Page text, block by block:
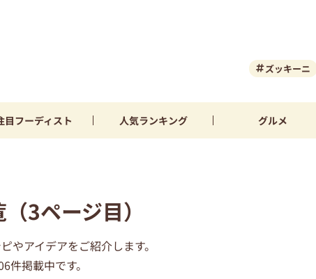
ズッキーニ
目フーディスト 人気ランキング グルメ
3ページ目）
やアイデアをご紹介します。
掲載中です。